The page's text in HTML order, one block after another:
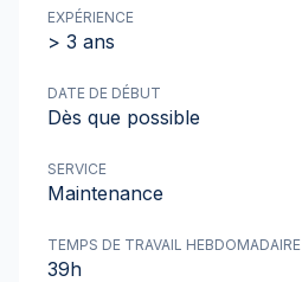
EXPÉRIENCE
> 3 ans
DATE DE DÉBUT
Dès que possible
SERVICE
Maintenance
TEMPS DE TRAVAIL HEBDOMADAIRE
39h